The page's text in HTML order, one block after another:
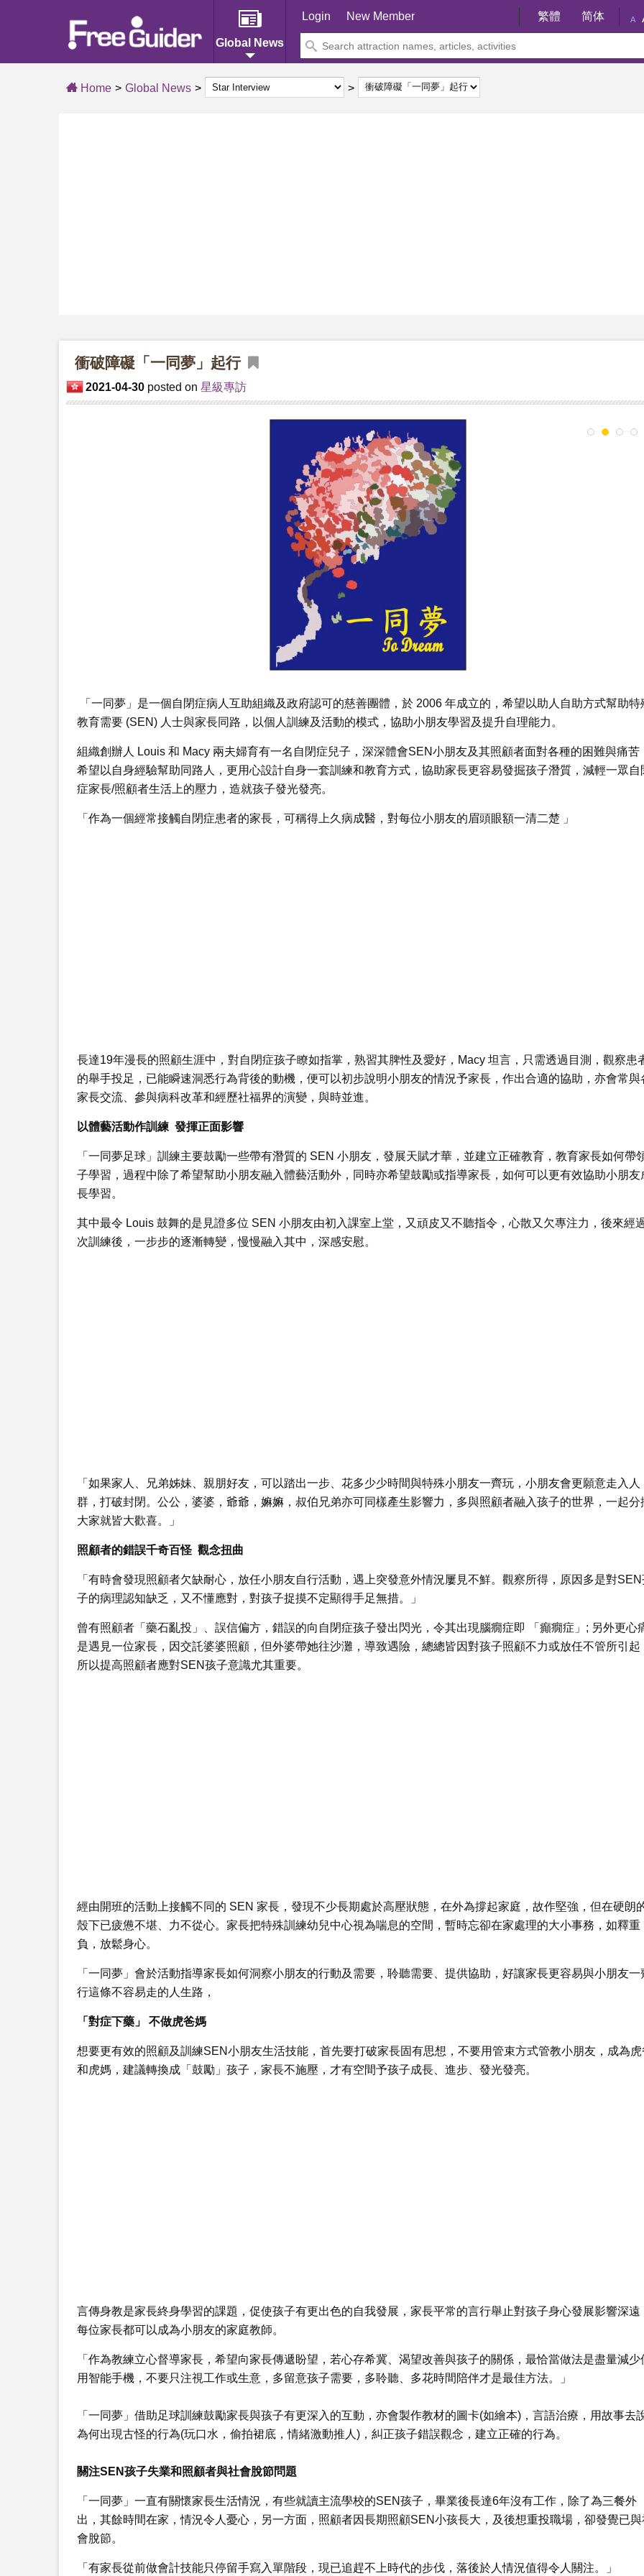
Global News
Login New Member 繁體 简体 A
Home Global News
衝破障礙「一同夢」起行
2021-04-30 posted on 星級專訪
1 2 3 4
「一同夢」是一個自閉症病人互助組織及政府認可的慈善團體，於 2006 年成立的，希望以助人自助方式幫助特
教育需要 (SEN) 人士與家長同路，以個人訓練及活動的模式，協助小朋友學習及提升自理能力。
組織創辦人 Louis 和 Macy 兩夫婦育有一名自閉症兒子，深深體會SEN小朋友及其照顧者面對各種的困難與痛苦
希望以自身經驗幫助同路人，更用心設計自身一套訓練和教育方式，協助家長更容易發掘孩子潛質，減輕一眾自
症家長/照顧者生活上的壓力，造就孩子發光發亮。
「作為一個經常接觸自閉症患者的家長，可稱得上久病成醫，對每位小朋友的眉頭眼額一清二楚 」
長達19年漫長的照顧生涯中，對自閉症孩子瞭如指掌，熟習其脾性及愛好，Macy 坦言，只需透過目測，觀察患
的舉手投足，已能瞬速洞悉行為背後的動機，便可以初步說明小朋友的情況予家長，作出合適的協助，亦會常與
家長交流、參與病科改革和經歷社福界的演變，與時並進。
以體藝活動作訓練 發揮正面影響
「一同夢足球」訓練主要鼓勵一些帶有潛質的 SEN 小朋友，發展天賦才華，並建立正確教育，教育家長如何帶
子學習，過程中除了希望幫助小朋友融入體藝活動外，同時亦希望鼓勵或指導家長，如何可以更有效協助小朋友
長學習。
其中最令 Louis 鼓舞的是見證多位 SEN 小朋友由初入課室上堂，又頑皮又不聽指令，心散又欠專注力，後來經
次訓練後，一步步的逐漸轉變，慢慢融入其中，深感安慰。
「如果家人、兄弟姊妹、親朋好友，可以踏出一步、花多少少時間與特殊小朋友一齊玩，小朋友會更願意走入人
群，打破封閉。公公，婆婆，爺爺，嫲嫲，叔伯兄弟亦可同樣產生影響力，多與照顧者融入孩子的世界，一起分
大家就皆大歡喜。」
照顧者的錯誤千奇百怪 觀念扭曲
「有時會發現照顧者欠缺耐心，放任小朋友自行活動，遇上突發意外情況屢見不鮮。觀察所得，原因多是對SEN
子的病理認知缺乏，又不懂應對，對孩子捉摸不定顯得手足無措。」
曾有照顧者「藥石亂投」、誤信偏方，錯誤的向自閉症孩子發出閃光，令其出現腦癇症即 「癲癇症」; 另外更心
是遇見一位家長，因交託婆婆照顧，但外婆帶她往沙灘，導致遇險，總總皆因對孩子照顧不力或放任不管所引起
所以提高照顧者應對SEN孩子意識尤其重要。
經由開班的活動上接觸不同的 SEN 家長，發現不少長期處於高壓狀態，在外為撐起家庭，故作堅強，但在硬朗
殼下已疲憊不堪、力不從心。家長把特殊訓練幼兒中心視為喘息的空間，暫時忘卻在家處理的大小事務，如釋重
負，放鬆身心。
「一同夢」會於活動指導家長如何洞察小朋友的行動及需要，聆聽需要、提供協助，好讓家長更容易與小朋友一
行這條不容易走的人生路，
「對症下藥」 不做虎爸媽
想要更有效的照顧及訓練SEN小朋友生活技能，首先要打破家長固有思想，不要用管束方式管教小朋友，成為虎
和虎媽，建議轉換成「鼓勵」孩子，家長不施壓，才有空間予孩子成長、進步、發光發亮。
言傳身教是家長終身學習的課題，促使孩子有更出色的自我發展，家長平常的言行舉止對孩子身心發展影響深遠
每位家長都可以成為小朋友的家庭教師。
「作為教練立心督導家長，希望向家長傳遞盼望，若心存希冀、渴望改善與孩子的關係，最恰當做法是盡量減少
用智能手機，不要只注視工作或生意，多留意孩子需要，多聆聽、多花時間陪伴才是最佳方法。」
「一同夢」借助足球訓練鼓勵家長與孩子有更深入的互動，亦會製作教材的圖卡(如繪本)，言語治療，用故事去
為何出現古怪的行為(玩口水，偷拍裙底，情緒激動推人)，糾正孩子錯誤觀念，建立正確的行為。
關注SEN孩子失業和照顧者與社會脫節問題
「一同夢」一直有關懷家長生活情況，有些就讀主流學校的SEN孩子，畢業後長達6年沒有工作，除了為三餐外
出，其餘時間在家，情況令人憂心，另一方面，照顧者因長期照顧SEN小孩長大，及後想重投職場，卻發覺已與
會脫節。
「有家長從前做會計技能只停留手寫入單階段，現已追趕不上時代的步伐，落後於人情況值得令人關注。」